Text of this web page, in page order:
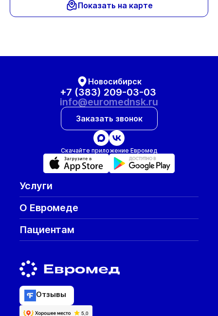
Показать на карте
Новосибирск
+7 (383) 209-03-03
info@euromednsk.ru
Заказать звонок
Скачайте приложение Евромед
Услуги
О Евромеде
Пациентам
Отзывы